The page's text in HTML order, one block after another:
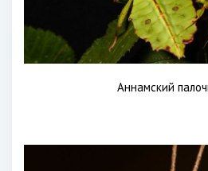
Аннамский